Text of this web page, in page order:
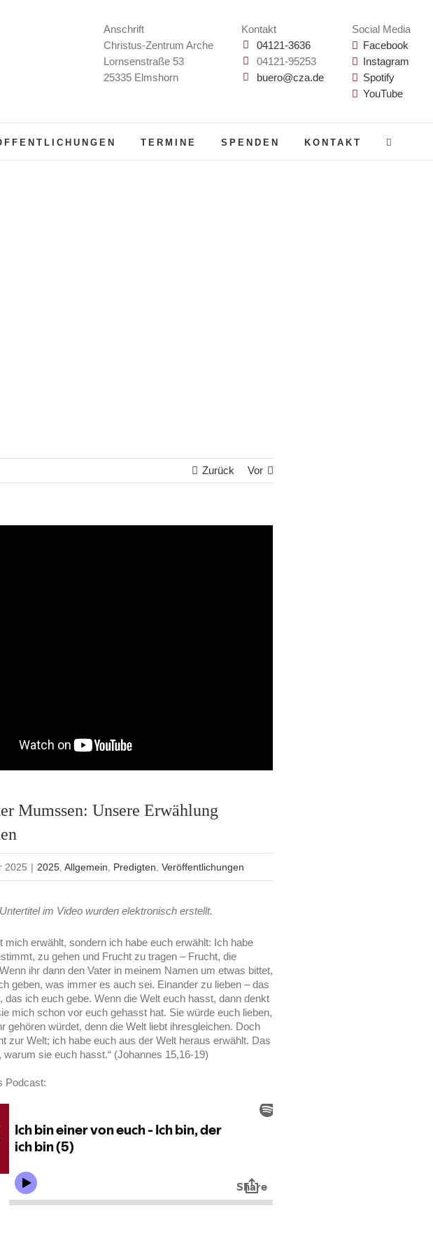
Anschrift
Christus-Zentrum Arche
Lornsenstraße 53
25335 Elmshorn
Kontakt
04121-3636
04121-95253
buero@cza.de
Social Media
Facebook
Instagram
Spotify
YouTube
TERMINE SPENDEN KONTAKT
Zurück Vor
Mumssen: Unsere Erwählung
2025 | 2025 ,Allgemein Predigten ,Veröffentlichungen
im Video wurden elektronisch erstellt.
mich erwählt, sondern ich habe euch erwählt: Ich habe
zu gehen und Frucht zu tragen – Frucht, die
ihr dann den Vater in meinem Namen um etwas bittet,
geben, was immer es auch sei. Einander zu lieben – das
das ich euch gebe. Wenn die Welt euch hasst, dann denkt
mich schon vor euch gehasst hat. Sie würde euch lieben,
gehören würdet, denn die Welt liebt ihresgleichen. Doch
zur Welt; ich habe euch aus der Welt heraus erwählt. Das
warum sie euch hasst.“ (Johannes 15,16-19)
Podcast: